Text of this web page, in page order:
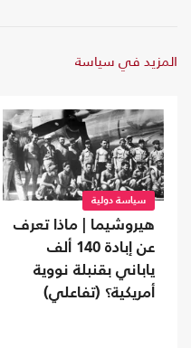
المزيد في سياسة
سياسة دولية
هيروشيما | ماذا تعرف
عن إبادة 140 ألف
ياباني بقنبلة نووية
أمريكية؟ (تفاعلي)